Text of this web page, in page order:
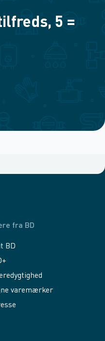
5 =
fra BD
BD
varemærker